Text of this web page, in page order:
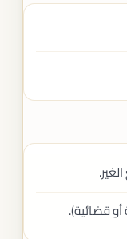
أو قضائية).